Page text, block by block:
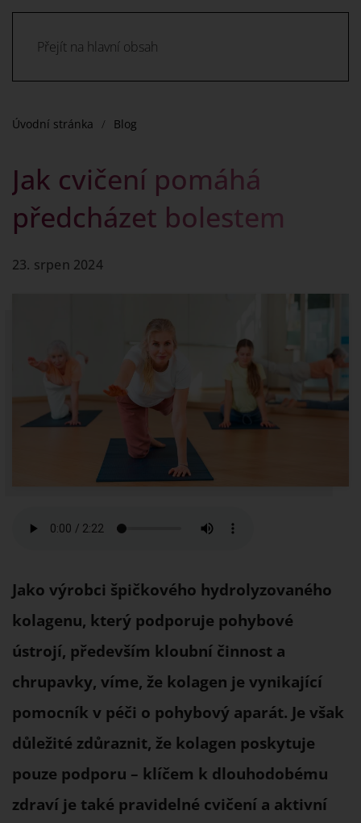
Přejít na hlavní obsah
Úvodní stránka Blog
Jak cvičení pomáhá
předcházet bolestem
23. srpen 2024
Jako výrobci špičkového hydrolyzovaného
kolagenu, který podporuje pohybové
ústrojí, především kloubní činnost a
chrupavky, víme, že kolagen je vynikající
pomocník v péči o pohybový aparát. Je však
důležité zdůraznit, že kolagen poskytuje
pouze podporu – klíčem k dlouhodobému
zdraví je také pravidelné cvičení a aktivní